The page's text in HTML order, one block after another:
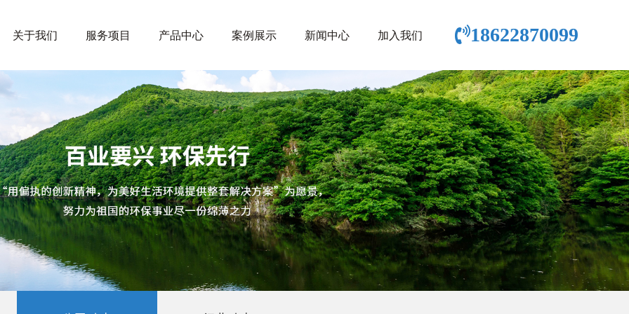
关于我们 服务项目 产品中心 案例展示 新闻中心 加入我们 18622870099